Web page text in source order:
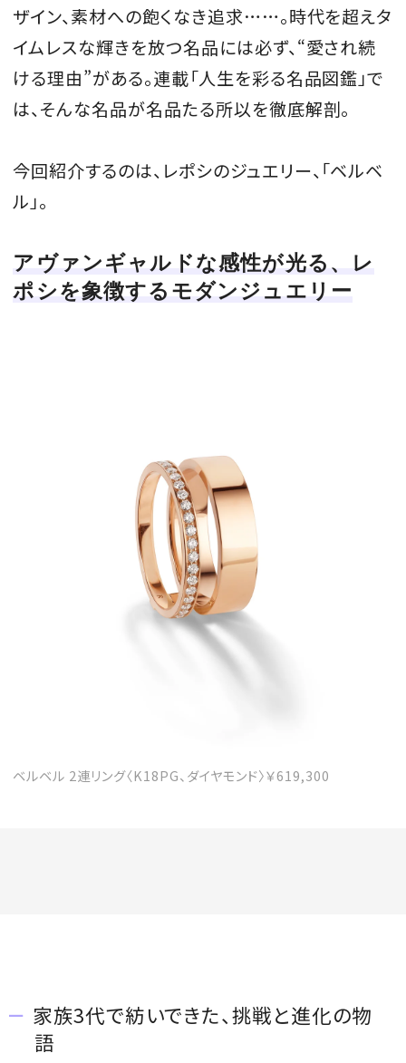
会員登録
Log in or Sign up
SPUR読者のためのメンバーシッププログラム
「The SPUR Club」。 便利な機能と特典を無料で楽し
めます。
ログイン・新規会員登録
MAGAZINE
SPUR 2026 JULY
ザイン、素材への飽くなき追求……。時代を超えタ
イムレスな輝きを放つ名品には必ず、“愛され続
ける理由”がある。連載「人生を彩る名品図鑑」で
は、そんな名品が名品たる所以を徹底解剖。
今回紹介するのは、レポシのジュエリー、「ベルベ
ル」。
アヴァンギャルドな感性が光る、レ
ポシを象徴するモダンジュエリー
ベルベル 2連リング〈K18PG、ダイヤモンド〉￥619,300
家族3代で紡いできた、挑戦と進化の物
語